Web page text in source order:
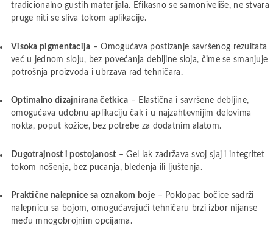
tradicionalno gustih materijala. Efikasno se samoniveliše, ne stvara
pruge niti se sliva tokom aplikacije.
Visoka pigmentacija – Omogućava postizanje savršenog rezultata
već u jednom sloju, bez povećanja debljine sloja, čime se smanjuje
potrošnja proizvoda i ubrzava rad tehničara.
Optimalno dizajnirana četkica – Elastična i savršene debljine,
omogućava udobnu aplikaciju čak i u najzahtevnijim delovima
nokta, poput kožice, bez potrebe za dodatnim alatom.
Dugotrajnost i postojanost – Gel lak zadržava svoj sjaj i integritet
tokom nošenja, bez pucanja, bledenja ili ljuštenja.
Praktične nalepnice sa oznakom boje – Poklopac bočice sadrži
nalepnicu sa bojom, omogućavajući tehničaru brzi izbor nijanse
među mnogobrojnim opcijama.